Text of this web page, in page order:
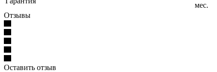
мес.
Отзывы
Оставить отзыв